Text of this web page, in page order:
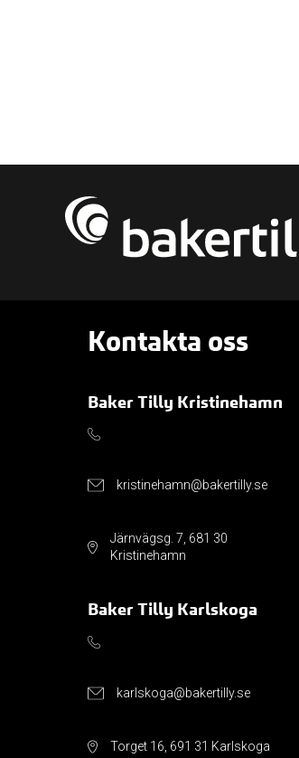
Kontakta oss
Baker Tilly Kristinehamn
kristinehamn@bakertilly.se
Järnvägsg. 7, 681 30
Kristinehamn
Baker Tilly Karlskoga
karlskoga@bakertilly.se
Torget 16, 691 31 Karlskoga